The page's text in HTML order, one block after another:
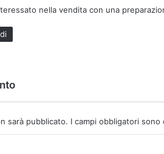
e
t
t
nella vendita con una
sarà pubblicato. I campi obbligatori sono